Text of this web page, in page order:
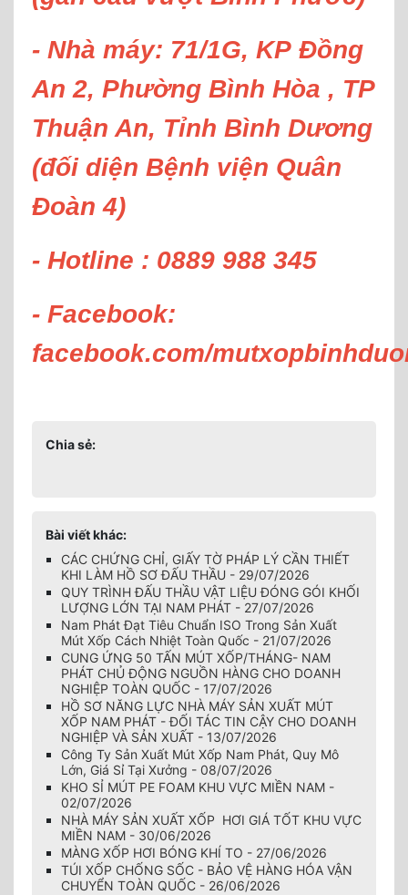
- Nhà máy: 71/1G, KP Đồng
An 2, Phường Bình Hòa , TP
Thuận An, Tỉnh Bình Dương
(đối diện Bệnh viện Quân
Đoàn 4)
- Hotline : 0889 988 345
- Facebook:
facebook.com/
Chia sẻ:
Bài viết khác:
CÁC CHỨNG CHỈ, GIẤY TỜ PHÁP LÝ CẦN THIẾT
KHI LÀM HỒ SƠ ĐẤU THẦU - 29/07/2026
QUY TRÌNH ĐẤU THẦU VẬT LIỆU ĐÓNG GÓI KHỐI
LƯỢNG LỚN TẠI NAM PHÁT - 27/07/2026
Nam Phát Đạt Tiêu Chuẩn ISO Trong Sản Xuất
Mút Xốp Cách Nhiệt Toàn Quốc - 21/07/2026
CUNG ỨNG 50 TẤN MÚT XỐP/THÁNG- NAM
PHÁT CHỦ ĐỘNG NGUỒN HÀNG CHO DOANH
NGHIỆP TOÀN QUỐC - 17/07/2026
HỒ SƠ NĂNG LỰC NHÀ MÁY SẢN XUẤT MÚT
XỐP NAM PHÁT - ĐỐI TÁC TIN CẬY CHO DOANH
NGHIỆP VÀ SẢN XUẤT - 13/07/2026
Công Ty Sản Xuất Mút Xốp Nam Phát, Quy Mô
Lớn, Giá Sỉ Tại Xưởng - 08/07/2026
KHO SỈ MÚT PE FOAM KHU VỰC MIỀN NAM -
02/07/2026
NHÀ MÁY SẢN XUẤT XỐP HƠI GIÁ TỐT KHU VỰC
MIỀN NAM - 30/06/2026
MÀNG XỐP HƠI BÓNG KHÍ TO - 27/06/2026
TÚI XỐP CHỐNG SỐC - BẢO VỆ HÀNG HÓA VẬN
CHUYỂN TOÀN QUỐC - 26/06/2026